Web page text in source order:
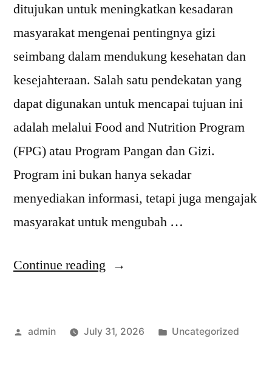
ditujukan untuk meningkatkan kesadaran
masyarakat mengenai pentingnya gizi
seimbang dalam mendukung kesehatan dan
kesejahteraan. Salah satu pendekatan yang
dapat digunakan untuk mencapai tujuan ini
adalah melalui Food and Nutrition Program
(FPG) atau Program Pangan dan Gizi.
Program ini bukan hanya sekadar
menyediakan informasi, tetapi juga mengajak
masyarakat untuk mengubah …
Continue reading “Langkah-
dalam
Posted
admin July 31, 2026
Posted
Uncategorized